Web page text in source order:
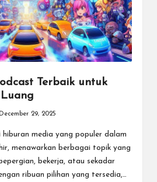
Terbaik untuk
December 29, 2025
hiburan media yang populer dalam
menawarkan berbagai topik yang
bekerja, atau sekadar
ribuan pilihan yang tersedia,…